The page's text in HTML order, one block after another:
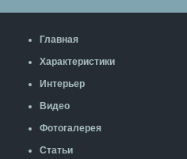
Главная
Характеристики
Интерьер
Видео
Фотогалерея
Статьи